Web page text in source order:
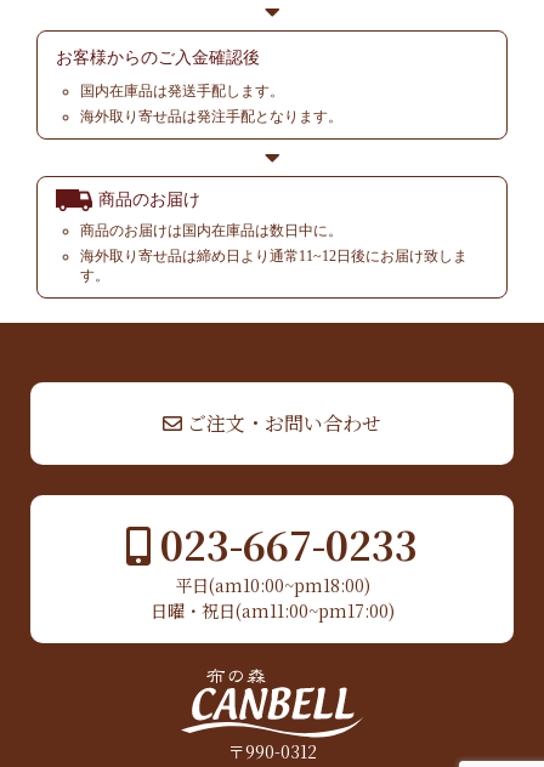
お客様からのご入金確認後
国内在庫品は発送手配します。
海外取り寄せ品は発注手配となります。
商品のお届け
商品のお届けは国内在庫品は数日中に。
海外取り寄せ品は締め日より通常11~12日後にお届け致しま
す。
ご注文・お問い合わせ
023-667-0233
平日(am10:00~pm18:00)
日曜・祝日(am11:00~pm17:00)
〒990-0312